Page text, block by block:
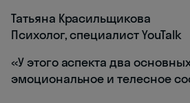
Татьяна Красильщикова
Психолог, специалист YouTalk
«У этого аспекта два
эмоциональное и телесное